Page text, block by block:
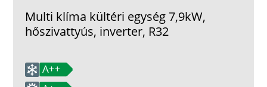
Multi klíma kültéri egység 7,9kW,
hőszivattyús, inverter, R32